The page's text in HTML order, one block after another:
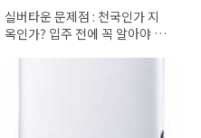
실버타운 문제점 : 천국인가 지
옥인가? 입주 전에 꼭 알아야 할